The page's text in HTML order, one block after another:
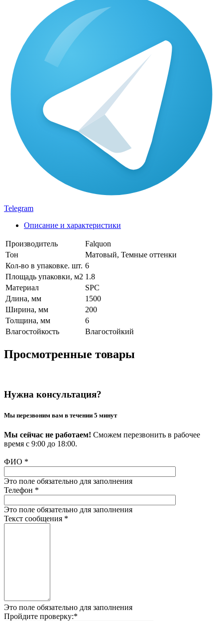
Telegram
Описание и характеристики
Производитель
Falquon
Тон
Матовый, Темные оттенки
Кол-во в упаковке. шт. 6
Площадь упаковки, м2 1.8
Материал
SPC
Длина, мм
1500
Ширина, мм
200
Толщина, мм
6
Влагостойкость
Влагостойкий
Просмотренные товары
Нужна консультация?
Мы перезвоним вам в течении 5 минут
Мы сейчас не работаем! Сможем перезвонить в рабочее
время с 9:00 до 18:00.
ФИО *
Это поле обязательно для заполнения
Телефон *
Это поле обязательно для заполнения
Текст сообщения *
Это поле обязательно для заполнения
Пройдите проверку:*